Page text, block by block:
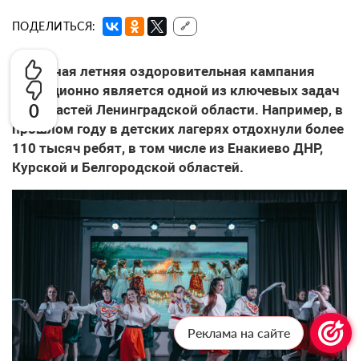
0
ПОДЕЛИТЬСЯ: 🔗
Успешная летняя оздоровительная кампания
традиционно является одной из ключевых задач
для властей Ленинградской области. Например, в
прошлом году в детских лагерях отдохнули более
110 тысяч ребят, в том числе из Енакиево ДНР,
Курской и Белгородской областей.
Реклама на сайте